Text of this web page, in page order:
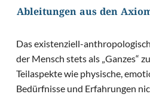
Ableitungen aus den
Das existenziell-
der Mensch stets als „Ganzes“
Teilaspekte wie physische,
Bedürfnisse und Erfahrungen